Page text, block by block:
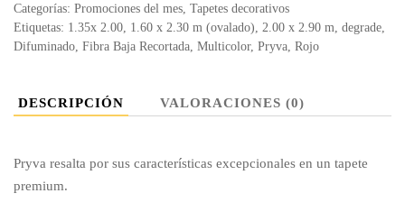
-
AK501
cantidad
Categorías: Promociones del mes, Tapetes decorativos
Etiquetas: 1.35x 2.00, 1.60 x 2.30 m (ovalado), 2.00 x 2.90 m, degrade,
Difuminado, Fibra Baja Recortada, Multicolor, Pryva, Rojo
DESCRIPCIÓN VALORACIONES (0)
Pryva resalta por sus características excepcionales en un tapete
premium.